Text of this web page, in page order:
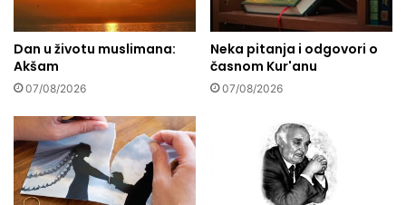
d
j
e
t
k
n
a
d
r
n
i
k
a
Dan u životu muslimana:
Akšam
07/08/2026
Neka pitanja i odgovori o
časnom Kur'anu
07/08/2026